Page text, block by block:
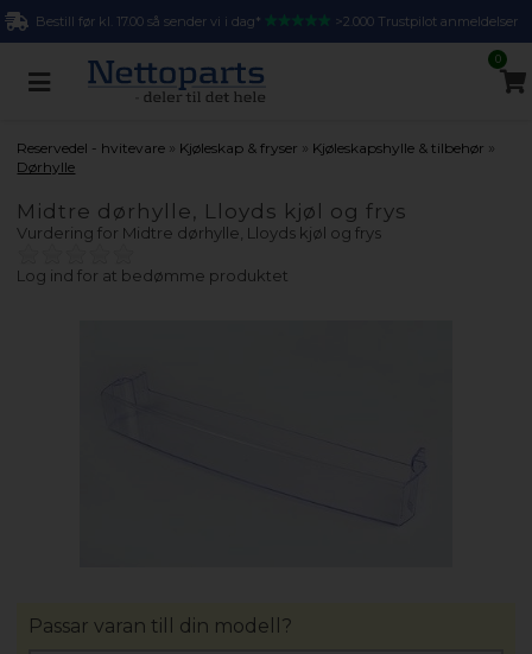
Bestill før kl. 17.00 så sender vi i dag* >2.000 Trustpilot anmeldelser
0
Reservedel - hvitevare » Kjøleskap & fryser » Kjøleskapshylle & tilbehør »
Dørhylle
Midtre dørhylle, Lloyds kjøl og frys
Vurdering for Midtre dørhylle, Lloyds kjøl og frys
Log ind for at bedømme produktet
Passar varan till din modell?